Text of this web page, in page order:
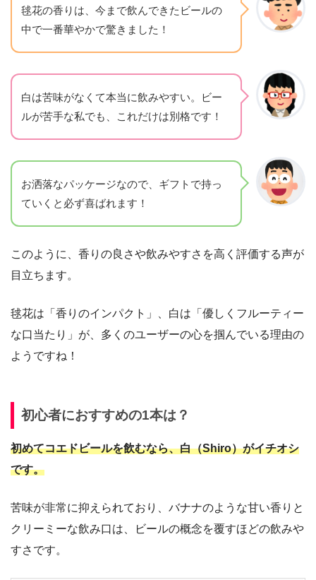
毬花の香りは、今まで飲んできたビールの
中で一番華やかで驚きました！
白は苦味がなくて本当に飲みやすい。ビー
ルが苦手な私でも、これだけは別格です！
お洒落なパッケージなので、ギフトで持っ
ていくと必ず喜ばれます！
このように、香りの良さや飲みやすさを高く評価する声が
目立ちます。
毬花は「香りのインパクト」、白は「優しくフルーティー
な口当たり」が、多くのユーザーの心を掴んでいる理由の
ようですね！
初心者におすすめの1本は？
初めてコエドビールを飲むなら、白（Shiro）がイチオシ
です。
苦味が非常に抑えられており、バナナのような甘い香りと
クリーミーな飲み口は、ビールの概念を覆すほどの飲みや
すさです。